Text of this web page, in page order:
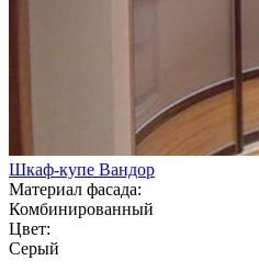
Шкаф-купе Вандор
Материал фасада:
Комбинированный
Цвет:
Серый